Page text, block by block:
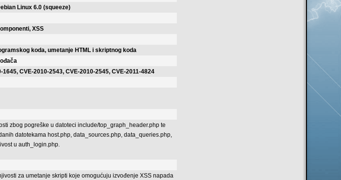
Linux 6.0 (squeeze)
XSS
koda, umetanje HTML i skriptnog koda
1645, CVE-2010-2543, CVE-2010-2545, CVE-2011-4824
zbog pogreške u datoteci include/top_graph_header.php te
datotekama host.php, data_sources.php, data_queries.php,
u auth_login.php.
za umetanje skripti koje omogućuju izvođenje XSS napada